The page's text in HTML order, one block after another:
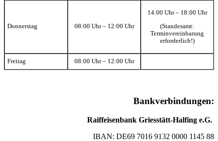
Donnerstag 08:00 Uhr – 12:00 Uhr
14:00 Uhr – 18:00 Uhr
(Standesamt:
Terminvereinbarung
erforderlich!)
Freitag 08:00 Uhr – 12:00 Uhr
Bankverbindungen:
Raiffeisenbank Griesstätt-Halfing e.G.
IBAN: DE69 7016 9132 0000 1145 88